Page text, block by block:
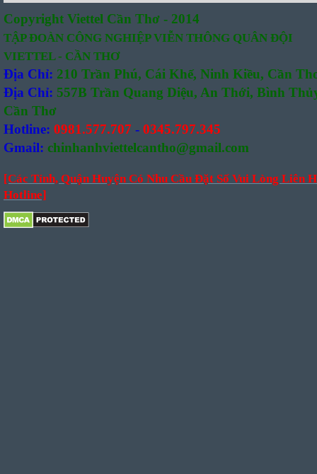
Copyright Viettel Cần Thơ - 2014
TẬP ĐOÀN CÔNG NGHIỆP VIỄN THÔNG QUÂN ĐỘI
VIETTEL - CẦN THƠ
Địa Chỉ: 210 Trần Phú, Cái Khế, Ninh Kiều, Cần
Địa Chỉ: 557B Trần Quang Diệu, An Thới, Bình
Cần Thơ
Hotline: 0981.577.707 - 0345.797.345
Gmail: chinhanhviettelcantho@gmail.com
[Các Tỉnh, Quận Huyện Có Nhu Cầu Đặt Số Vui Lòng Liên
Hotline]